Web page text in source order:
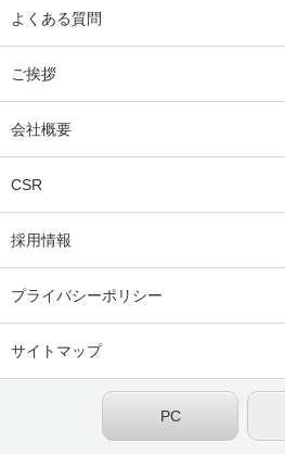
よくある質問
ご挨拶
会社概要
CSR
採用情報
プライバシーポリシー
サイトマップ
PC